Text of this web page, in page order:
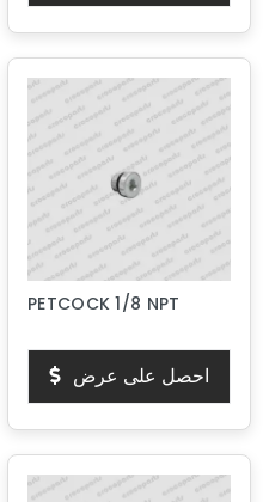
PETCOCK 1/8 NPT
احصل على عرض